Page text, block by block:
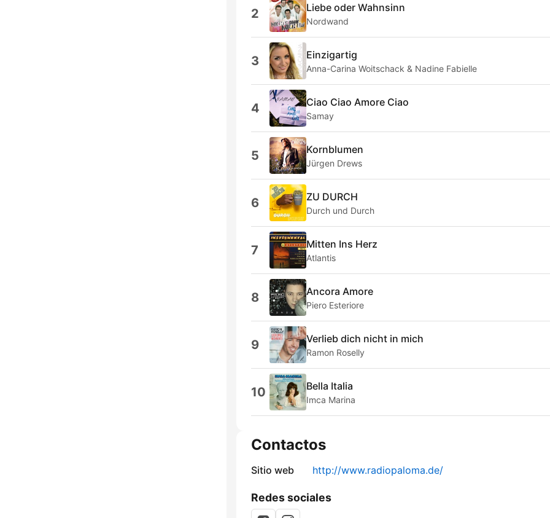
2 Liebe oder Wahnsinn
Nordwand
3 Einzigartig
Anna-Carina Woitschack & Nadine Fabielle
4 Ciao Ciao Amore Ciao
Samay
5 Kornblumen
Jürgen Drews
6 ZU DURCH
Durch und Durch
7 Mitten Ins Herz
Atlantis
8 Ancora Amore
Piero Esteriore
9 Verlieb dich nicht in mich
Ramon Roselly
10 Bella Italia
Imca Marina
Contactos
Sitio web http://www.radiopaloma.de/
Redes sociales